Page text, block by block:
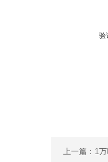
验
上一篇： 1